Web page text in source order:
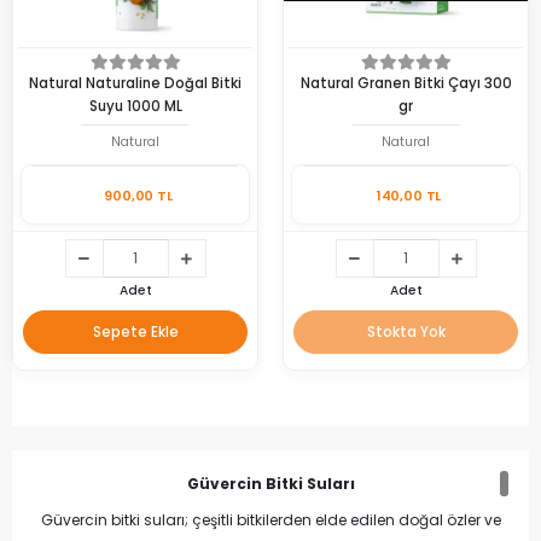
Natural Naturaline Doğal Bitki
Suyu 1000 ML
Natural
900,00 TL
Adet
Sepete Ekle
Natural Granen Bitki Çayı 300
gr
Natural
140,00 TL
Adet
Stokta Yok
Güvercin Bitki Suları
Güvercin bitki suları; çeşitli bitkilerden elde edilen doğal özler ve